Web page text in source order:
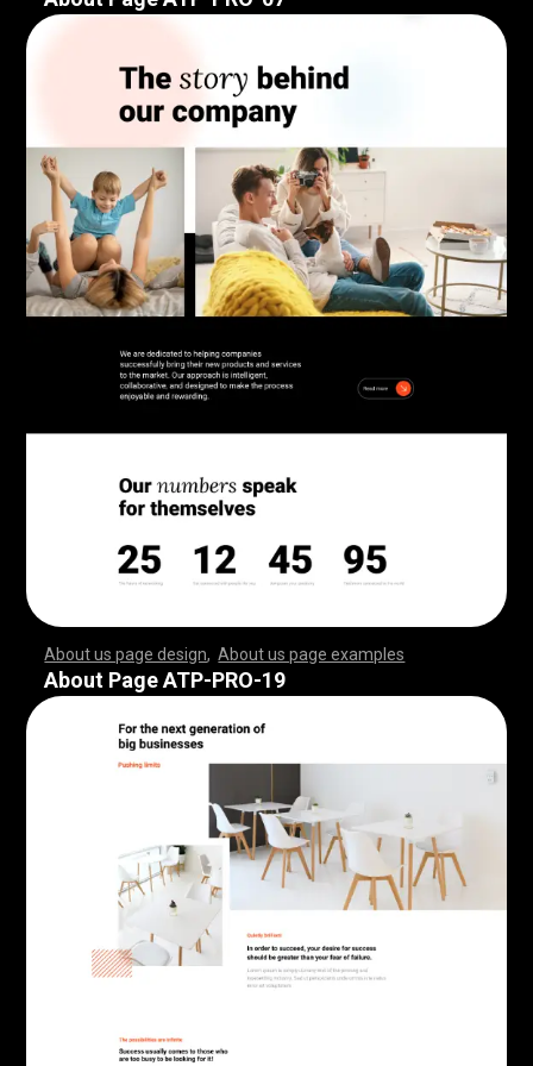
About us page design ,About us page examples
,,,,,,,,,,,,,,,,,,,,,,,, ,,,,,,,,,,,,,,,,,,,,,,,,,,,
,,,,,,,,,,,,,,,,,,,,,,,, ,,,,,,,,,,,,,,,,,,,,,,,,,,,
,,,,,,,,,,,,,,,,,,,,,,,, ,,,,,,,,,,,,,,,,,,,,,,,,,,,
,,,,,,,,,,,,,,,,,,,,,,,, ,,,,,,,,,,,,,,,,,,,,,,,,,,,
,,,,,,,,,,,,,,,,,,,,,,,, ,,,,,,,,,,,,,,,,,,,,,,,,,,,
,,,,,,,,,,,,,,,,,,,,,,,, ,,,,,,,,,,,,,,,,,,,,,,,,,,,
,,,,,,,,,,,,,,,,,,,,,,,, ,,,,,,,,,,,,,,,,,,,,,,,,,,,
,,,,,,,,,,,,,,,,,,,,,,,, ,,,,,,,,,,,,
About Page ATP-PRO-19